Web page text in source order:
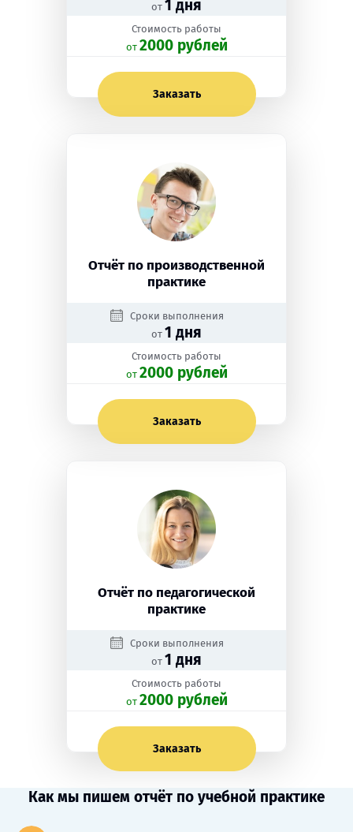
от 1 дня
Стоимость работы
oт 2000 рублей
Заказать
Отчёт по производственной
практике
Сроки выполнения
от 1 дня
Стоимость работы
oт 2000 рублей
Заказать
Отчёт по педагогической
практике
Сроки выполнения
от 1 дня
Стоимость работы
oт 2000 рублей
Заказать
Как мы пишем отчёт по учебной практике